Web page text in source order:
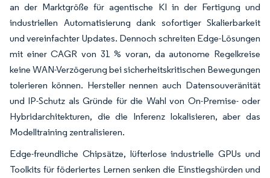
an der Marktgröße für agentische KI in der Fertigung und
industriellen Automatisierung dank sofortiger Skalierbarkeit
und vereinfachter Updates. Dennoch schreiten Edge-Lösungen
mit einer CAGR von 31 % voran, da autonome Regelkreise
keine WAN-Verzögerung bei sicherheitskritischen Bewegungen
tolerieren können. Hersteller nennen auch Datensouveränität
und IP-Schutz als Gründe für die Wahl von On-Premise- oder
Hybridarchitekturen, die die Inferenz lokalisieren, aber das
Modelltraining zentralisieren.
Edge-freundliche Chipsätze, lüfterlose industrielle GPUs und
Toolkits für föderiertes Lernen senken die Einstiegshürden und